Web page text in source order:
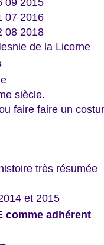
09 2015
07 2016
08 2018
de la Licorne
siècle.
faire faire un
très résumée
et 2015
comme adhérent